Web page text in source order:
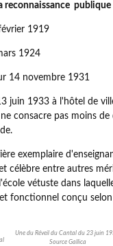
reconnaissance publique
1919
1924
14 novembre 1931
juin 1933 à l'hôtel de
consacre pas moins
exemplaire
célèbre entre autres
vétuste dans
fonctionnel conçu selon
Une du Réveil du Cantal du 23 juin
Source Gallica